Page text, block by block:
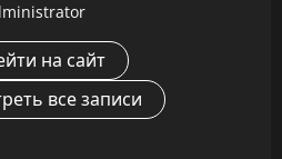
на сайт
все записи